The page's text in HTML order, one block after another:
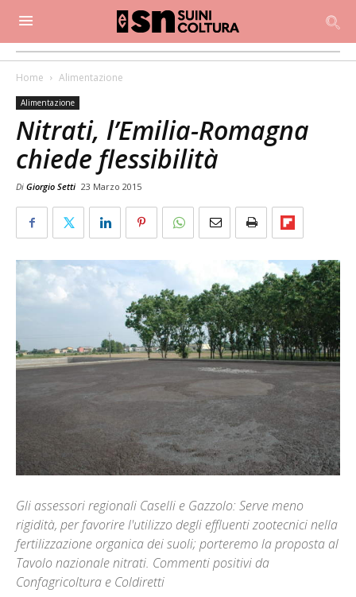
Home Alimentazione
Alimentazione
Nitrati, l’Emilia-Romagna
chiede flessibilità
Di Giorgio Setti 23 Marzo 2015
Gli assessori regionali Caselli e Gazzolo: Serve meno
rigidità, per favorire l'utilizzo degli effluenti zootecnici nella
fertilizzazione organica dei suoli; porteremo la proposta al
Tavolo nazionale nitrati. Commenti positivi da
Confagricoltura e Coldiretti